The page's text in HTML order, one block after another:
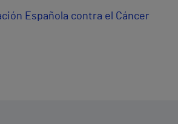
Española contra el Cáncer